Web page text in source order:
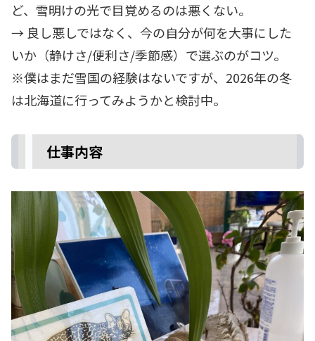
ど、雪明けの光で目覚めるのは悪くない。
→ 良し悪しではなく、今の自分が何を大事にした
いか（静けさ/便利さ/季節感）で選ぶのがコツ。
※僕はまだ雪国の経験はないですが、2026年の冬
は北海道に行ってみようかと検討中。
仕事内容